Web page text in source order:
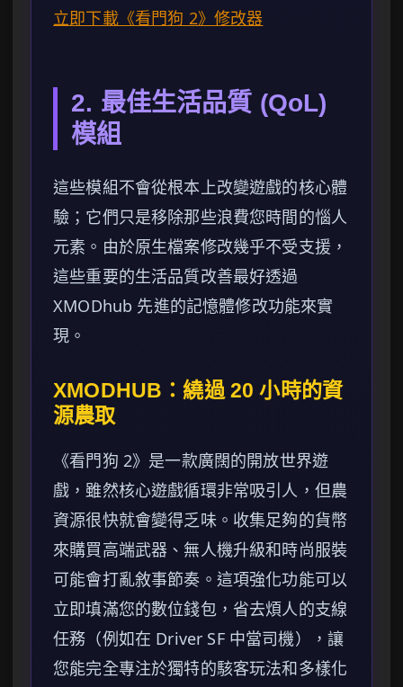
立即下載《看門狗 2》修改器
2. 最佳生活品質 (QoL)
模組
這些模組不會從根本上改變遊戲的核心體
驗；它們只是移除那些浪費您時間的惱人
元素。由於原生檔案修改幾乎不受支援，
這些重要的生活品質改善最好透過
XMODhub 先進的記憶體修改功能來實
現。
XMODHUB：繞過 20 小時的資
源農取
《看門狗 2》是一款廣闊的開放世界遊
戲，雖然核心遊戲循環非常吸引人，但農
資源很快就會變得乏味。收集足夠的貨幣
來購買高端武器、無人機升級和時尚服裝
可能會打亂敘事節奏。這項強化功能可以
立即填滿您的數位錢包，省去煩人的支線
任務（例如在 Driver SF 中當司機），讓
您能完全專注於獨特的駭客玩法和多樣化